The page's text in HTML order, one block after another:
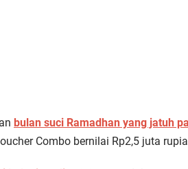
bulan suci Ramadhan yang jatuh
Combo bernilai Rp2,5 juta